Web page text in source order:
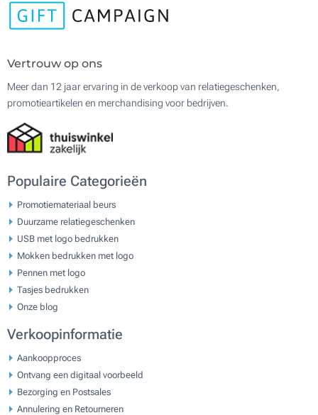
Vertrouw op ons
Meer dan 12 jaar ervaring in de verkoop van relatiegeschenken,
promotieartikelen en merchandising voor bedrijven.
Populaire Categorieën
Promotiemateriaal beurs
Duurzame relatiegeschenken
USB met logo bedrukken
Mokken bedrukken met logo
Pennen met logo
Tasjes bedrukken
Onze blog
Verkoopinformatie
Aankoopproces
Ontvang een digitaal voorbeeld
Bezorging en Postsales
Annulering en Retourneren